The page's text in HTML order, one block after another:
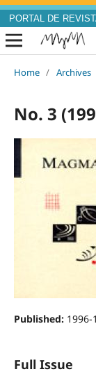
PORTAL DE
Home / Archives
No. 3
Published: 1996-
Full Issue